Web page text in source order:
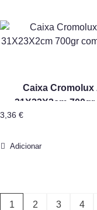
Caixa Cromolux
31X23X2cm 700gr
3,36 €
Adicionar
1 2 3 4